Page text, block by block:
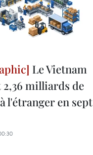
Le Vietnam
milliards de
l'étranger en sept